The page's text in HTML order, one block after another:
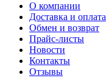
О компании
Доставка и оплата
Обмен и возврат
Прайс-листы
Новости
Контакты
Отзывы